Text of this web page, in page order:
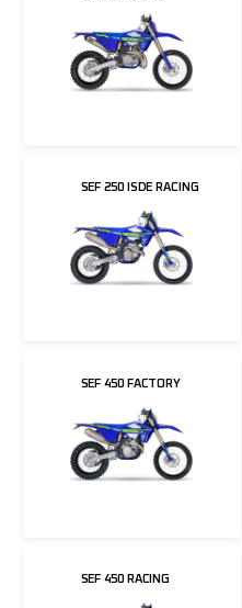
SEF 250 ISDE RACING
SEF 450 FACTORY
SEF 450 RACING